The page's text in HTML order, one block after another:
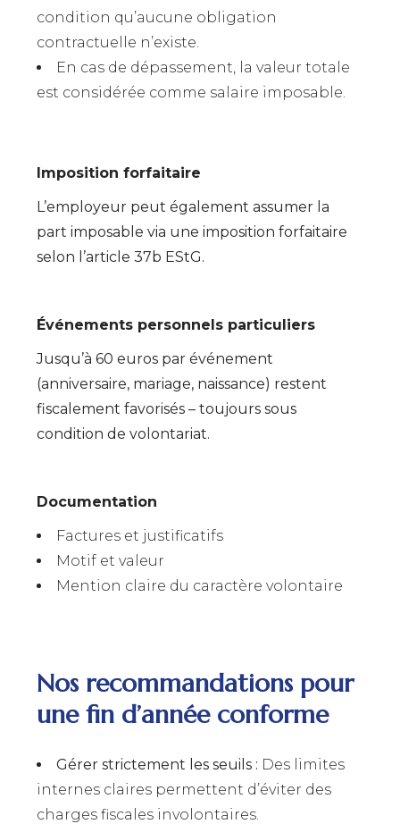
condition qu’aucune obligation
contractuelle n’existe.
En cas de dépassement, la valeur totale
est considérée comme salaire imposable.
Imposition forfaitaire
L’employeur peut également assumer la
part imposable via une imposition forfaitaire
selon l’article 37b EStG.
Événements personnels particuliers
Jusqu’à 60 euros par événement
(anniversaire, mariage, naissance) restent
fiscalement favorisés – toujours sous
condition de volontariat.
Documentation
Factures et justificatifs
Motif et valeur
Mention claire du caractère volontaire
Nos recommandations pour
une fin d’année conforme
Gérer strictement les seuils : Des limites
internes claires permettent d’éviter des
charges fiscales involontaires.